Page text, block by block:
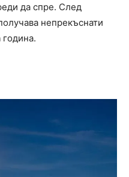
да спре. След
непрекъснати